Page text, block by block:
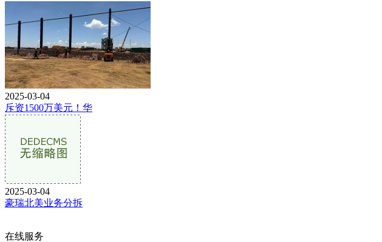
2025-03-04
斥资1500万美元！华
2025-03-04
豪瑞北美业务分拆
在线服务